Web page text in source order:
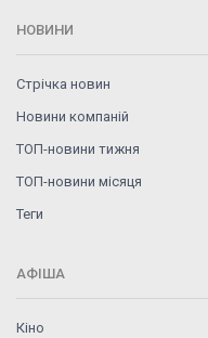
НОВИНИ
Стрічка новин
Новини компаній
ТОП-новини тижня
ТОП-новини місяця
Теги
АФІША
Кіно